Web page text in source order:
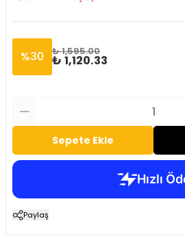
%30 ₺ 1,595.00
₺ 1,120.33
Sepete Ekle
Paylaş